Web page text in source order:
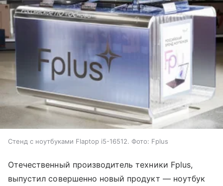
Стенд с ноутбуками Flaptop i5-16512. Фото: Fplus
Отечественный производитель техники Fplus,
выпустил совершенно новый продукт — ноутбук